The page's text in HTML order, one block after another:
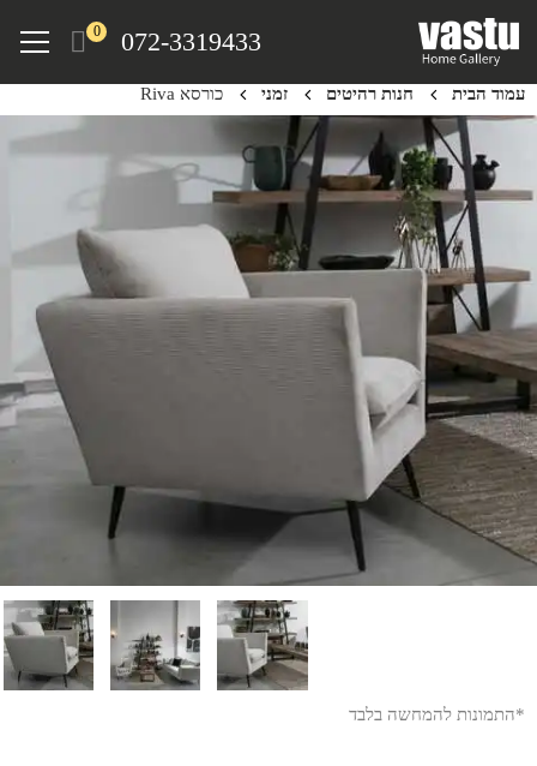
content
072-3319433
0
Menu
עמוד הבית חנות רהיטים זמני כורסא Riva
*התמונות להמחשה בלבד